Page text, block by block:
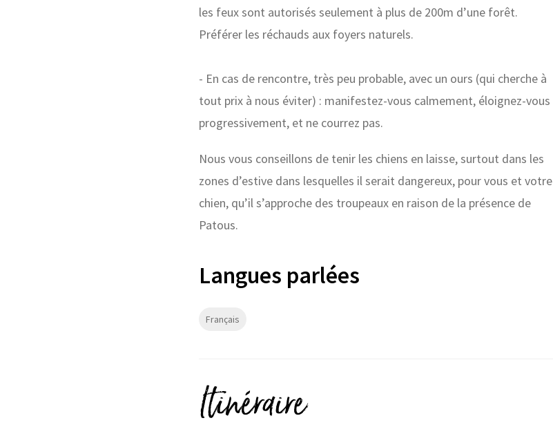
les feux sont autorisés seulement à plus de 200m d’une forêt.
Préférer les réchauds aux foyers naturels.
- En cas de rencontre, très peu probable, avec un ours (qui cherche à
tout prix à nous éviter) : manifestez-vous calmement, éloignez-vous
progressivement, et ne courrez pas.
Nous vous conseillons de tenir les chiens en laisse, surtout dans les
zones d’estive dans lesquelles il serait dangereux, pour vous et votre
chien, qu’il s’approche des troupeaux en raison de la présence de
Patous.
Langues parlées
Français
Itinéraire